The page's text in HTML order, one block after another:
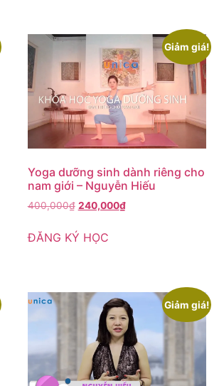
Giảm giá!
Yoga dưỡng sinh dành riêng cho
nam giới – Nguyễn Hiếu
400,000₫ 240,000₫
ĐĂNG KÝ HỌC
Giảm giá!